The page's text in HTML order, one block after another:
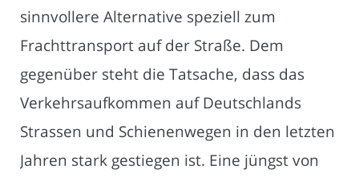
sinnvollere Alternative speziell zum
Frachttransport auf der Straße. Dem
gegenüber steht die Tatsache, dass das
Verkehrsaufkommen auf Deutschlands
Strassen und Schienenwegen in den letzten
Jahren stark gestiegen ist. Eine jüngst von